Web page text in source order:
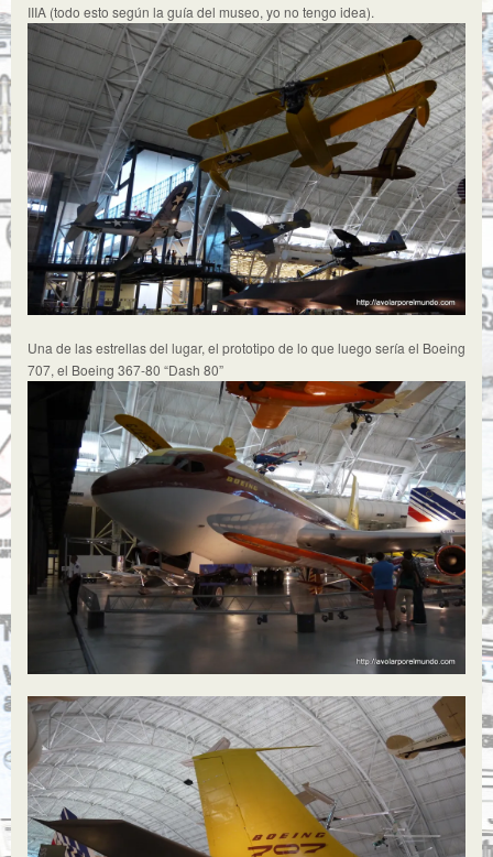
IIIA (todo esto según la guía del museo, yo no tengo idea).
Una de las estrellas del lugar, el prototipo de lo que luego sería el Boeing
707, el Boeing 367-80 “Dash 80”